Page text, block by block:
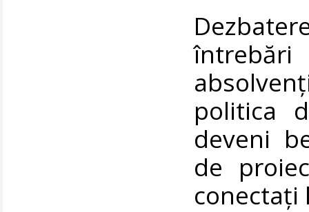
întrebări
politica
deveni
de
conectați